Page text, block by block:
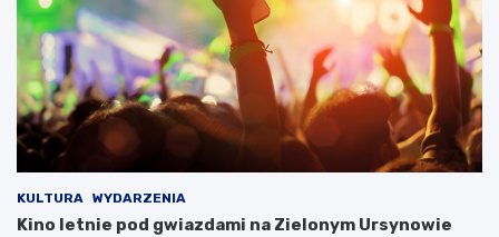
i
m
d
a
d
z
e
c
i
KULTURA WYDARZENIA
Kino letnie pod gwiazdami na Zielonym Ursynowie